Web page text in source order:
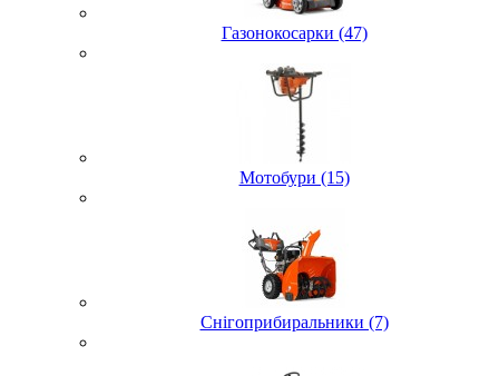
Газонокосарки (47)
Мотобури (15)
Снігоприбиральники (7)